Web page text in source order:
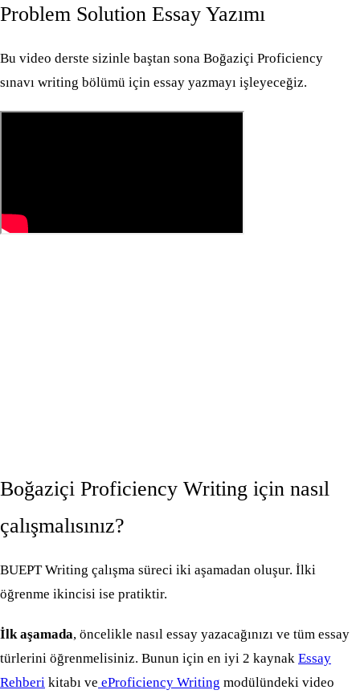
Problem Solution Essay Yazımı
Bu video derste sizinle baştan sona Boğaziçi Proficiency
sınavı writing bölümü için essay yazmayı işleyeceğiz.
Boğaziçi Proficiency Writing için nasıl
çalışmalısınız?
BUEPT Writing çalışma süreci iki aşamadan oluşur. İlki
öğrenme ikincisi ise pratiktir.
İlk aşamada, öncelikle nasıl essay yazacağınızı ve tüm essay
türlerini öğrenmelisiniz. Bunun için en iyi 2 kaynak Essay
Rehberi kitabı ve eProficiency Writing modülündeki video